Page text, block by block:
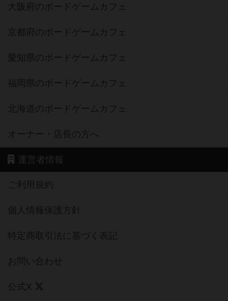
大阪府のボードゲームカフェ
京都府のボードゲームカフェ
愛知県のボードゲームカフェ
福岡県のボードゲームカフェ
北海道のボードゲームカフェ
オーナー・店長の方へ
運営者情報
ご利用規約
個人情報保護方針
特定商取引法に基づく表記
お問い合わせ
公式X